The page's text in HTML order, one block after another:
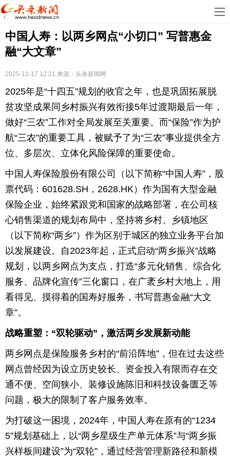
首
页
娱
乐
科
地
产
汽
车
教
育
健
康
生
活
时
尚
体
育
育
儿
旅
游
游
戏
经
文
化
中国人寿：以两乡网点“小切口” 写普惠金
融“大文章”
2025-11-17 12:21 来源： 头条新闻网
2025年是“十四五”规划的收官之年，也是巩固拓展脱
贫攻坚成果同乡村振兴有效衔接5年过渡期最后一年，
做好“三农”工作对全局发展至关重要。而“保险”作为护
航“三农”的重要工具，被赋予了为“三农”事业提供全方
位、多层次、立体化风险保障的重要使命。
中国人寿保险股份有限公司（以下简称“中国人寿”，股
票代码：601628.SH，2628.HK）作为国有大型金融
保险企业，始终紧跟党和国家的战略部署，在公司核
心销售渠道的规划布局中，坚持将乡村、乡镇地区
（以下简称“两乡”）作为区别于城区的独立业务平台加
以发展建设。自2023年起，正式启动“两乡振兴”战略
规划，以两乡网点为支点，打造“多元化销售、综合化
服务、品牌化宣传”三化窗口，在广袤乡村大地上，用
看得见、摸得着的国寿好服务，书写普惠金融“大文
章”。
战略重塑：“双轮驱动”，激活两乡发展新动能
两乡网点是保险服务乡村的“前沿阵地”，但在过去这些
网点曾经因为设立历史较长、资金投入有限而存在交
通不便、空间狭小、装修设施陈旧和科技设备匮乏等
问题，极大的限制了客户服务效率。
为打破这一困境，2024年，中国人寿在原有的“1234
5”规划基础上，以“两乡星级生产单元体系”与“两乡振
兴样板间建设”为“双轮”，通过经营管理新路径和新模